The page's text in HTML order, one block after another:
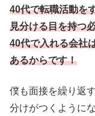
40代で転職活動を
見分ける目を持つ
40代で入れる会社
あるからです！
僕も面接を繰り返
分けがつくように